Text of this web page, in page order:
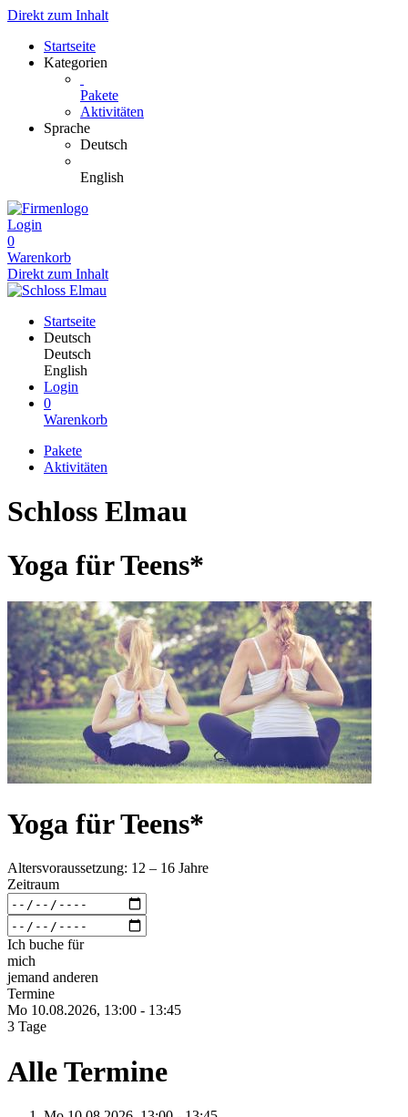
Direkt zum Inhalt
Startseite
Kategorien
Pakete
Aktivitäten
Sprache
Deutsch
English
Login
0
Warenkorb
Direkt zum Inhalt
Startseite
Deutsch
Deutsch
English
Login
0
Warenkorb
Pakete
Aktivitäten
Schloss Elmau
Yoga für Teens*
Yoga für Teens*
Altersvoraussetzung: 12 – 16 Jahre
Zeitraum
Ich buche für
mich
jemand anderen
Termine
Mo 10.08.2026, 13:00 - 13:45
3 Tage
Alle Termine